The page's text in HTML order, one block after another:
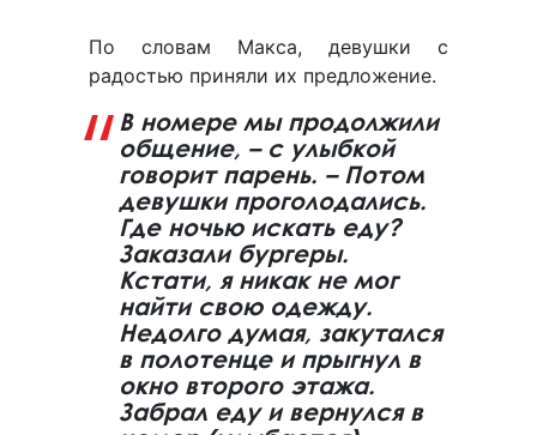
По словам Макса, девушки с
радостью приняли их предложение.
В номере мы продолжили
общение, – с улыбкой
говорит парень. – Потом
девушки проголодались.
Где ночью искать еду?
Заказали бургеры.
Кстати, я никак не мог
найти свою одежду.
Недолго думая, закутался
в полотенце и прыгнул в
окно второго этажа.
Забрал еду и вернулся в